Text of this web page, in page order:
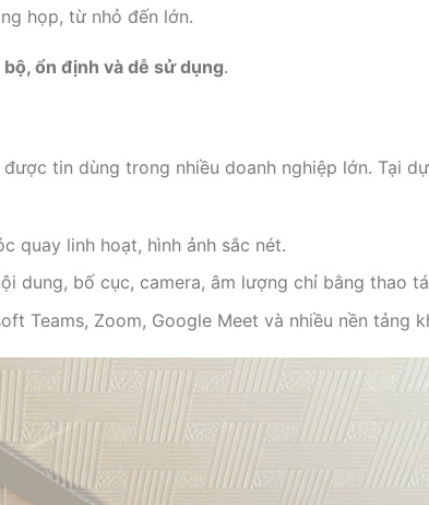
họp, từ nhỏ đến lớn.
ổn định và dễ sử dụng.
tin dùng trong nhiều doanh nghiệp lớn. Tại
quay linh hoạt, hình ảnh sắc nét.
dung, bố cục, camera, âm lượng chỉ bằng thao
Teams, Zoom, Google Meet và nhiều nền tảng